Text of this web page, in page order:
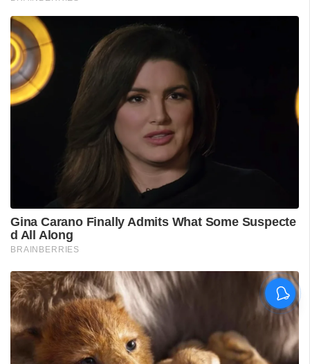
പുനലൂർ ആശുപത്രിയിലെ
സ്വീകരണം;
രോഗികൾക്കുണ്ടായ
ബുദ്ധിമുട്ടിൽ
ആരോഗ്യമന്ത്രിയുടെ
നിലപാട് തേടി
ഡിവൈഎഫ്‌ഐ